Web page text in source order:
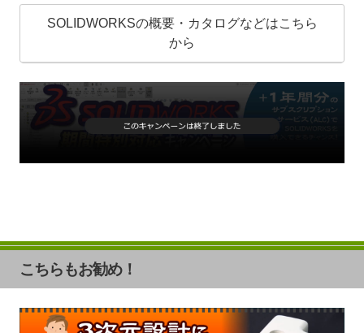
SOLIDWORKSの概要・カタログなどはこちら
から
こちらもお勧め！